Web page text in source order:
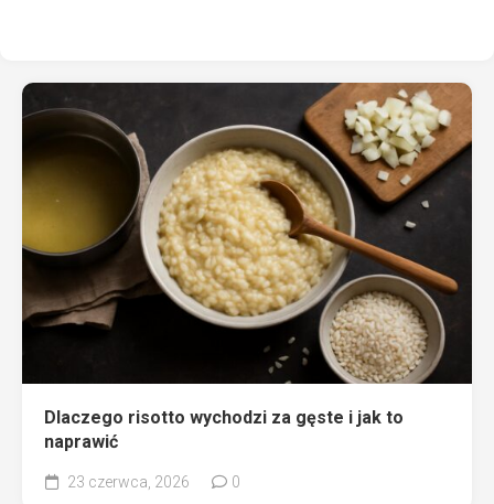
Dlaczego risotto wychodzi za gęste i jak to
naprawić
23 czerwca, 2026 0